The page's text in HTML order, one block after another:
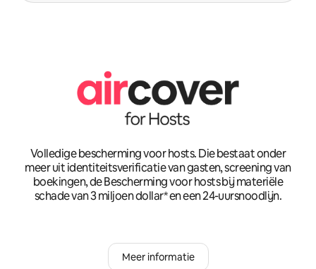
Volledige bescherming voor hosts. Die bestaat onder
meer uit identiteitsverificatie van gasten, screening van
boekingen, de Bescherming voor hosts bij materiële
schade van 3 miljoen dollar* en een 24-uursnoodlijn.
Meer informatie